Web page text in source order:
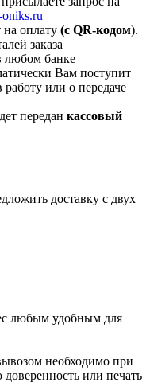
oniks.ru
на оплату (с QR-кодом).
заказа
любом банке
Вам поступит
работу или о передаче
передан кассовый
доставку с двух
любым удобным для
необходимо при
или печать